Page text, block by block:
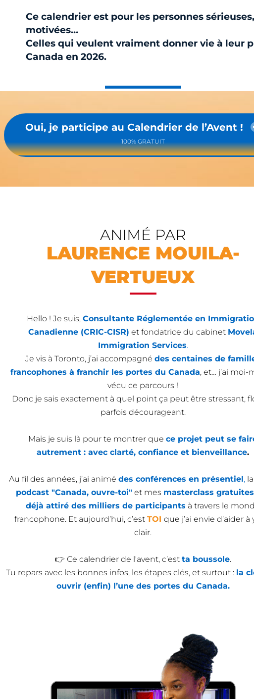
Ce calendrier est pour les personnes sérieuses,
motivées…
Celles qui veulent vraiment donner vie à leur
Canada en 2026.
Oui, je participe au Calendrier de l’Avent !
100% GRATUIT
ANIMÉ PAR
LAURENCE MOUILA-
VERTUEUX
Hello ! Je suis, Consultante Réglementée en
Canadienne (CRIC-CISR) et fondatrice du cabinet
Immigration Services.
Je vis à Toronto, j’ai accompagné des centaines de
francophones à franchir les portes du Canada, et… j’ai moi-
vécu ce parcours !
Donc je sais exactement à quel point ça peut être stressant,
parfois décourageant.
Mais je suis là pour te montrer quece projet peut se
autrement : avec clarté, confiance et bienveillance.
Au fil des années, j’ai animé des conférences en présentiel,
podcast "Canada, ouvre-toi"et mes masterclass
déjà attiré des milliers de participants à travers le
francophone. Et aujourd’hui, c’est TOI que j’ai envie d’aider à
clair.
👉 Ce calendrier de l'avent, c’est ta boussole.
Tu repars avec les bonnes infos, les étapes clés, et surtout : la
ouvrir (enfin) l’une des portes du Canada.